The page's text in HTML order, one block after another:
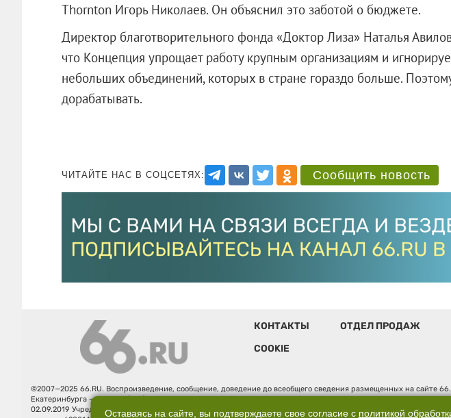
Thornton Игорь Николаев. Он объяснил это заботой о бюджете.
Директор благотворительного фонда «Доктор Лиза» Наталья
что Концепция упрощает работу крупным организациям и
небольших объединений, которых в стране гораздо больше.
дорабатывать.
ЧИТАЙТЕ НАС В СОЦСЕТЯХ: Сообщить новость
КОНТАКТЫ ОТДЕЛ ПРОДАЖ
COOKIE
©2007—2025 66.RU. Воспроизведение, сообщение, доведение до всеобщего сведения размещенных на сайте
Екатеринбурга — «66.ru» (18+) зарегистрировано Федеральной службой по надзору в сфере связи,
02.09.2019 Учредитель: Общество с ограниченной ответственностью "66.ру". Юридический адрес: 620014,
Оставаясь на сайте, вы подтверждаете свое согласие с политикой